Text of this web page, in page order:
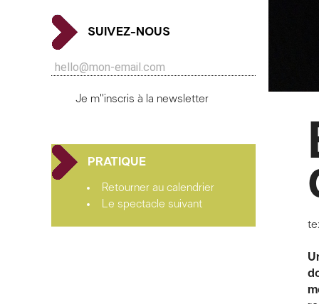
SUIVEZ-NOUS
Je m''inscris à la newsletter
PRATIQUE
Retourner au calendrier
Le spectacle suivant